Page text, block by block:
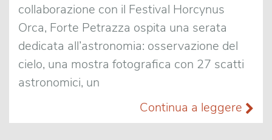
collaborazione con il Festival Horcynus
Orca, Forte Petrazza ospita una serata
dedicata all’astronomia: osservazione del
cielo, una mostra fotografica con 27 scatti
astronomici, un
Continua a leggere